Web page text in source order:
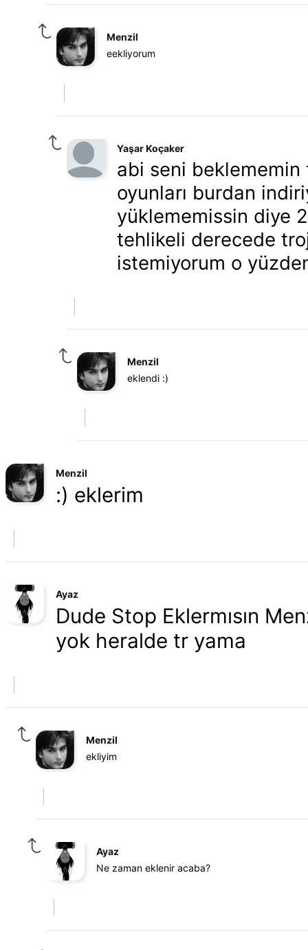
Menzil
eekliyorum
Yaşar Koçaker
abi seni
oyunları burdan
yüklememissin diye
tehlikeli derecede
istemiyorum o
Menzil
eklendi :)
Menzil
:) eklerim
Ayaz
Dude Stop Eklermısın
yok heralde tr yama
Menzil
ekliyim
Ayaz
Ne zaman eklenir acaba?